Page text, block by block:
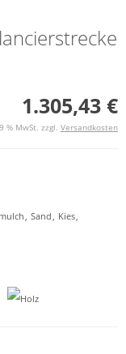
1.305,43 €
% MwSt. zzgl. Versandkosten
, Sand, Kies,